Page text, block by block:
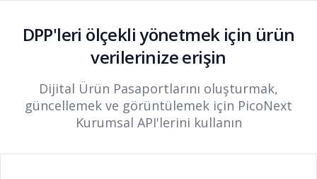
DPP'leri ölçekli yönetmek için ürün
verilerinize erişin
Dijital Ürün Pasaportlarını oluşturmak,
güncellemek ve görüntülemek için PicoNext
Kurumsal API'lerini kullanın